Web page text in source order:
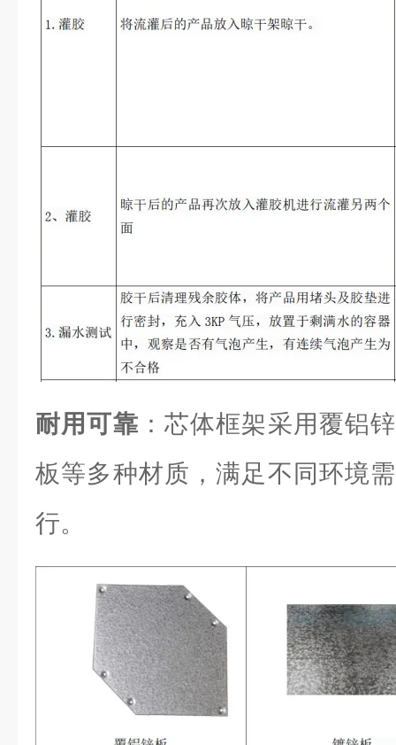
耐用可靠 ：芯体框架采用覆铝
板等多种材质，满足不同环境
行。